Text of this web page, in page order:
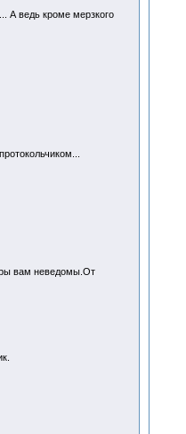
А ведь кроме мерзкого
вам неведомы.От